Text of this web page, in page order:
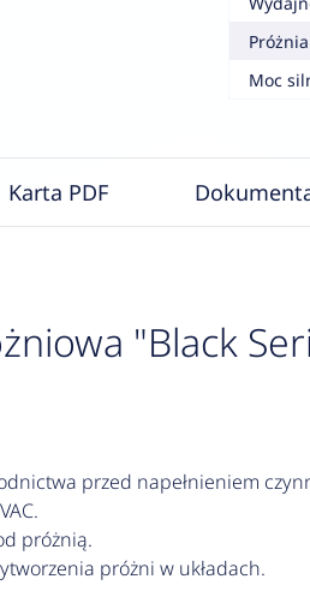
Próżnia
Moc
Karta PDF
"Black
przed napełnieniem
próżnią.
próżni w układach.